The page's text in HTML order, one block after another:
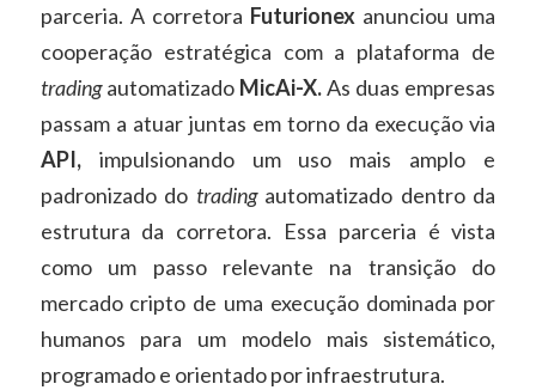
parceria. A corretora Futurionex anunciou uma
cooperação estratégica com a plataforma de
tradingautomatizado MicAi-X.As duas empresas
passam a atuar juntas em torno da execução via
API,impulsionando um uso mais amplo e
padronizado do tradingautomatizado dentro da
estrutura da corretora. Essa parceria é vista
como um passo relevante na transição do
mercado cripto de uma execução dominada por
humanos para um modelo mais sistemático,
programado e orientado por infraestrutura.